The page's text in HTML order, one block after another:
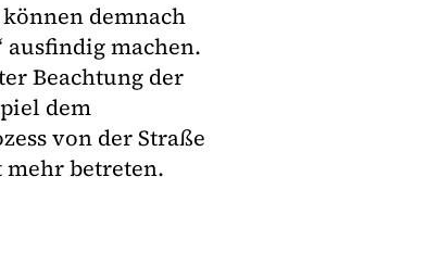
demnach
ausfindig machen.
Beachtung der
dem
von der Straße
mehr betreten.